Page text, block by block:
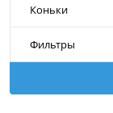
Коньки
Фильтры